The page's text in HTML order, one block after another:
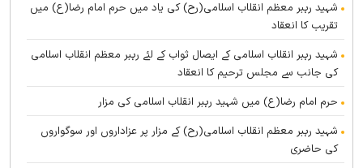
شہید رہبر معظم انقلاب اسلامی(رح) کی یاد میں حرم امام رضا(ع) میں
تقریب کا انعقاد
شہید رہبر انقلاب اسلامی کے ایصال ثواب کے لئے رہبر معظم انقلاب اسلامی
کی جانب سے مجلس ترحیم کا انعقاد
حرم امام رضا(ع) میں شہید رہبر انقلاب اسلامی کی مزار
شہید رہبر معظم انقلاب اسلامی(رح) کے مزار پر عزاداروں اور سوگواروں
کی حاضری